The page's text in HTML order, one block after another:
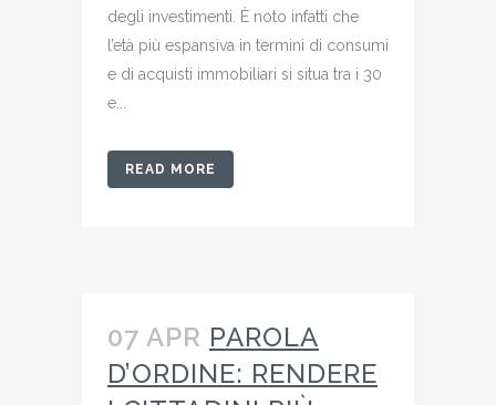
degli investimenti. È noto infatti che
l’età più espansiva in termini di consumi
e di acquisti immobiliari si situa tra i 30
e...
READ MORE
07 APR PAROLA
D’ORDINE: RENDERE